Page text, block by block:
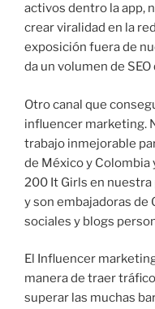
activos dentro la app,
crear viralidad en la
exposición fuera de
da un volumen de
Otro canal que
influencer marketing.
trabajo inmejorable
de México y Colombia
200 It Girls en
y son embajadoras de
sociales y blogs
El Influencer
manera de traer
superar las muchas